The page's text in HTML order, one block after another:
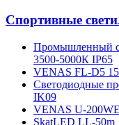
Спортивные
Промышленный
3500-5000К IP65
VENAS FL-D5
Светодиодные
IK09
VENAS U-
SkatLED LL-50m